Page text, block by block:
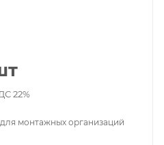
22%
монтажных организаций